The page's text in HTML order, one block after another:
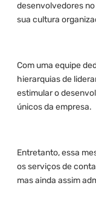
desenvolvedores
sua cultura
Com uma equipe
hierarquias de
estimular o
únicos da empresa.
Entretanto, essa
os serviços de
mas ainda assim